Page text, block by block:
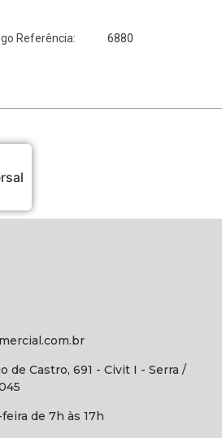
Referência: 6880
de Castro, 691 - Civit I - Serra /
de 7h às 17h